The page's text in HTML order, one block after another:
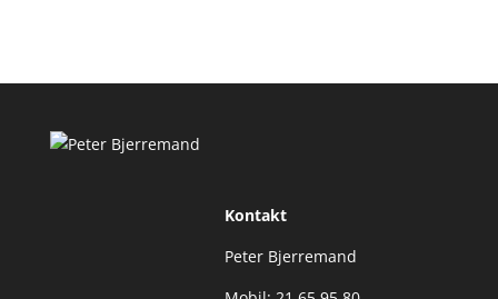
Kontakt
Peter Bjerremand